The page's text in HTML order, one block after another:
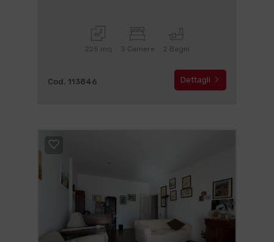
225 mq 3 Camere 2 Bagni
Cod. 113846 Dettagli